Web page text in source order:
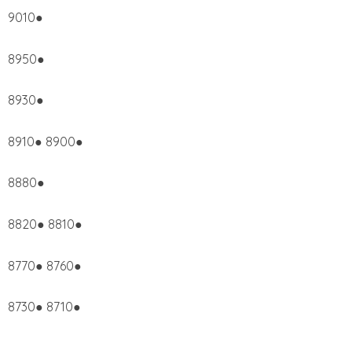
9010●
8950●
8930●
8910● 8900●
8880●
8820● 8810●
8770● 8760●
8730● 8710●